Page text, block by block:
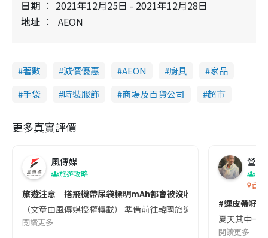
日期
2021年12月25日 - 2021年12月28日
地址
AEON
著數 減價優惠 AEON 廚具
家品
手袋
時裝服飾 商場及百貨公司 超市
更多真實評價
風傳媒
旅遊攻略
旅遊注意｜搭飛機帶尿袋標明mAh都會被沒收😱出發前切記檢查
（文章由風傳媒授權轉載） 準備前往韓國旅遊的民眾，近期要
閱讀更多
營養
香港
#連皮帶籽
夏天其中一
閱讀更多